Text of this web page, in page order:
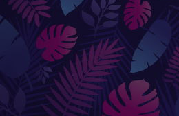
Bancs
Rangements
ACCESSOIRES